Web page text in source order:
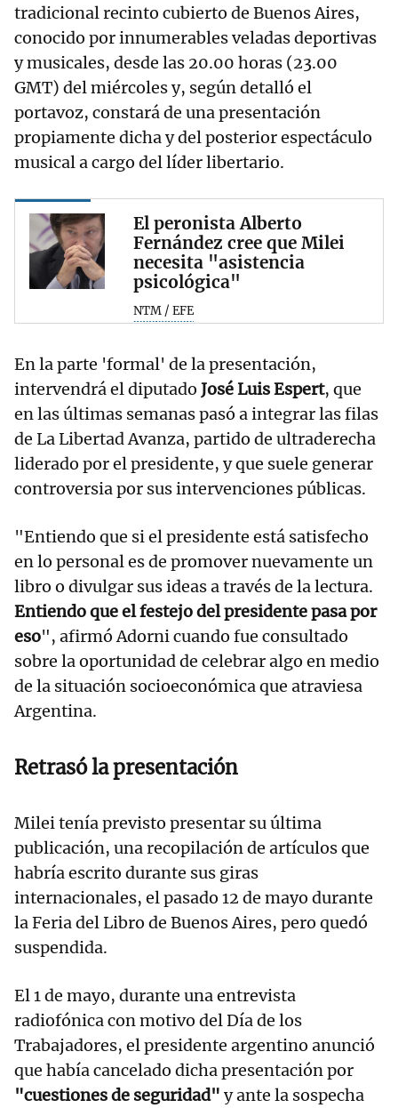
tradicional recinto cubierto de Buenos Aires,
conocido por innumerables veladas deportivas
y musicales, desde las 20.00 horas (23.00
GMT) del miércoles y, según detalló el
portavoz, constará de una presentación
propiamente dicha y del posterior espectáculo
musical a cargo del líder libertario.
El peronista Alberto
Fernández cree que Milei
necesita "asistencia
psicológica"
NTM / EFE
En la parte 'formal' de la presentación,
intervendrá el diputado José Luis Espert, que
en las últimas semanas pasó a integrar las filas
de La Libertad Avanza, partido de ultraderecha
liderado por el presidente, y que suele generar
controversia por sus intervenciones públicas.
"Entiendo que si el presidente está satisfecho
en lo personal es de promover nuevamente un
libro o divulgar sus ideas a través de la lectura.
Entiendo que el festejo del presidente pasa por
eso", afirmó Adorni cuando fue consultado
sobre la oportunidad de celebrar algo en medio
de la situación socioeconómica que atraviesa
Argentina.
Retrasó la presentación
Milei tenía previsto presentar su última
publicación, una recopilación de artículos que
habría escrito durante sus giras
internacionales, el pasado 12 de mayo durante
la Feria del Libro de Buenos Aires, pero quedó
suspendida.
El 1 de mayo, durante una entrevista
radiofónica con motivo del Día de los
Trabajadores, el presidente argentino anunció
que había cancelado dicha presentación por
"cuestiones de seguridad" y ante la sospecha